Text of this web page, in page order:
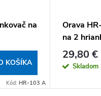
na
KOŠÍKA
Kód: HR-103 A
Orava
na 2
29,80 €
Skladom